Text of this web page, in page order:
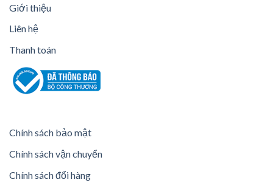
Giới thiệu
Liên hệ
Thanh toán
Chính sách bảo mật
Chính sách vận chuyển
Chính sách đổi hàng